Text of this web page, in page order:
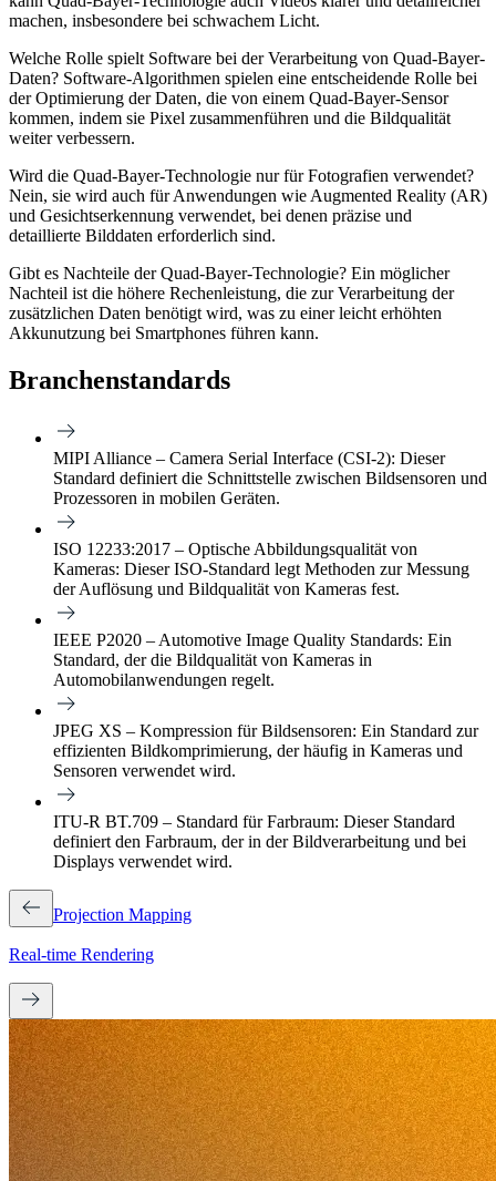
machen, insbesondere bei schwachem Licht.
Welche Rolle spielt Software bei der Verarbeitung von Quad-Bayer-
Daten? Software-Algorithmen spielen eine entscheidende Rolle bei
der Optimierung der Daten, die von einem Quad-Bayer-Sensor
kommen, indem sie Pixel zusammenführen und die Bildqualität
weiter verbessern.
Wird die Quad-Bayer-Technologie nur für Fotografien verwendet?
Nein, sie wird auch für Anwendungen wie Augmented Reality (AR)
und Gesichtserkennung verwendet, bei denen präzise und
detaillierte Bilddaten erforderlich sind.
Gibt es Nachteile der Quad-Bayer-Technologie? Ein möglicher
Nachteil ist die höhere Rechenleistung, die zur Verarbeitung der
zusätzlichen Daten benötigt wird, was zu einer leicht erhöhten
Akkunutzung bei Smartphones führen kann.
Branchenstandards
MIPI Alliance – Camera Serial Interface (CSI-2): Dieser
Standard definiert die Schnittstelle zwischen Bildsensoren und
Prozessoren in mobilen Geräten.
ISO 12233:2017 – Optische Abbildungsqualität von
Kameras: Dieser ISO-Standard legt Methoden zur Messung
der Auflösung und Bildqualität von Kameras fest.
IEEE P2020 – Automotive Image Quality Standards: Ein
Standard, der die Bildqualität von Kameras in
Automobilanwendungen regelt.
JPEG XS – Kompression für Bildsensoren: Ein Standard zur
effizienten Bildkomprimierung, der häufig in Kameras und
Sensoren verwendet wird.
ITU-R BT.709 – Standard für Farbraum: Dieser Standard
definiert den Farbraum, der in der Bildverarbeitung und bei
Displays verwendet wird.
Projection Mapping
Real-time Rendering